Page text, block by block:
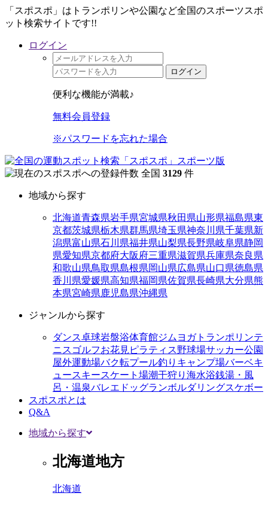
「スポスポ」はトランポリンや公園など全国のスポーツスポ
ット検索サイトです!!
ログイン
ログイン
便利な機能が満載♪
無料会員登録
※パスワードを忘れた場合
全国 3129 件
地域から探す
北海道青森県岩手県宮城県秋田県山形県福島県東
京都茨城県栃木県群馬県埼玉県神奈川県千葉県新
潟県富山県石川県福井県山梨県長野県岐阜県静岡
県愛知県京都府大阪府三重県滋賀県兵庫県奈良県
和歌山県鳥取県島根県岡山県広島県山口県徳島県
香川県愛媛県高知県福岡県佐賀県長崎県大分県熊
本県宮崎県鹿児島県沖縄県
ジャンルから探す
ダンス卓球岩盤浴体育館ジム ヨガトランポリンテ
ニス ゴルフお花見 ピラティス野球場サッカー公園
屋外運動場バク転プール釣り キャンプ場バーベキ
ュースキースケート場潮干狩り 海水浴銭湯・風
呂・温泉バレエ ドッグランボルダリングスケボー
スポスポとは
Q&A
地域から探す
北海道地方
北海道